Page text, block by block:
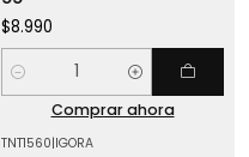
$8.990
Cantidad
Comprar ahora
TNT1560|IGORA